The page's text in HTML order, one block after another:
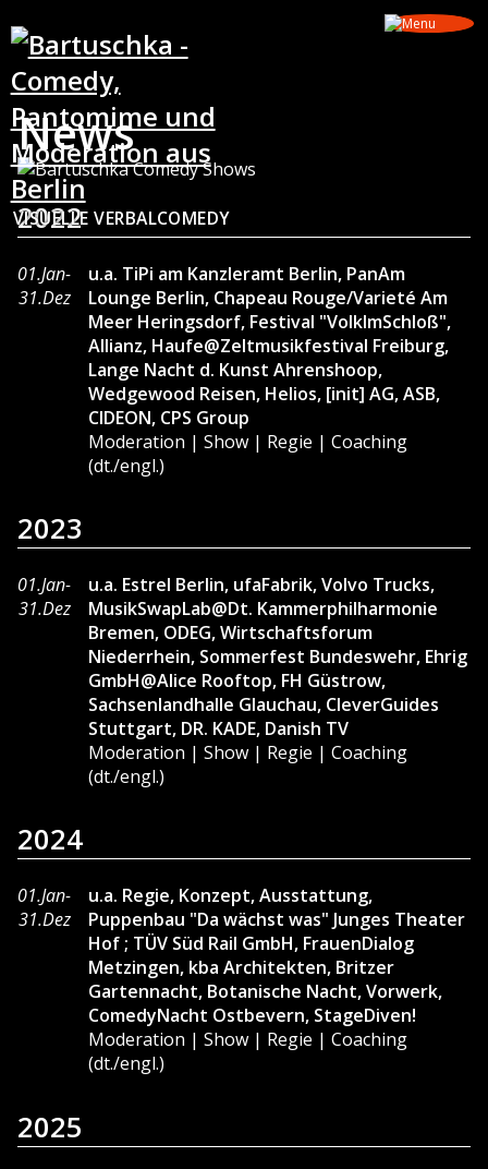
VISUELLE VERBALCOMEDY
News
2022
01.Jan-
31.Dez
u.a. TiPi am Kanzleramt Berlin, PanAm
Lounge Berlin, Chapeau Rouge/Varieté Am
Meer Heringsdorf, Festival "VolkImSchloß",
Allianz, Haufe@Zeltmusikfestival Freiburg,
Lange Nacht d. Kunst Ahrenshoop,
Wedgewood Reisen, Helios, [init] AG, ASB,
CIDEON, CPS Group
Moderation | Show | Regie | Coaching
(dt./engl.)
2023
01.Jan-
31.Dez
u.a. Estrel Berlin, ufaFabrik, Volvo Trucks,
MusikSwapLab@Dt. Kammerphilharmonie
Bremen, ODEG, Wirtschaftsforum
Niederrhein, Sommerfest Bundeswehr, Ehrig
GmbH@Alice Rooftop, FH Güstrow,
Sachsenlandhalle Glauchau, CleverGuides
Stuttgart, DR. KADE, Danish TV
Moderation | Show | Regie | Coaching
(dt./engl.)
2024
01.Jan-
31.Dez
u.a. Regie, Konzept, Ausstattung,
Puppenbau "Da wächst was" Junges Theater
Hof ; TÜV Süd Rail GmbH, FrauenDialog
Metzingen, kba Architekten, Britzer
Gartennacht, Botanische Nacht, Vorwerk,
ComedyNacht Ostbevern, StageDiven!
Moderation | Show | Regie | Coaching
(dt./engl.)
2025